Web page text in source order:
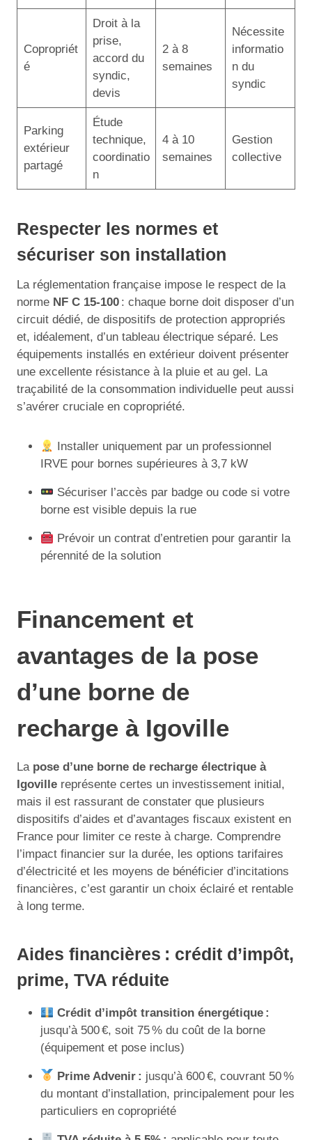
Copropriét
é
Droit à la
prise,
accord du
syndic,
devis
2 à 8
semaines
Nécessite
informatio
n du
syndic
Parking
extérieur
partagé
Étude
technique,
coordinatio
n
4 à 10
semaines
Gestion
collective
Respecter les normes et
sécuriser son installation
La réglementation française impose le respect de la
norme NF C 15-100 : chaque borne doit disposer d’un
circuit dédié, de dispositifs de protection appropriés
et, idéalement, d’un tableau électrique séparé. Les
équipements installés en extérieur doivent présenter
une excellente résistance à la pluie et au gel. La
traçabilité de la consommation individuelle peut aussi
s’avérer cruciale en copropriété.
Installer uniquement par un professionnel
IRVE pour bornes supérieures à 3,7 kW
Sécuriser l’accès par badge ou code si votre
borne est visible depuis la rue
Prévoir un contrat d’entretien pour garantir la
pérennité de la solution
Financement et
avantages de la pose
d’une borne de
recharge à Igoville
La pose d’une borne de recharge électrique à
Igoville représente certes un investissement initial,
mais il est rassurant de constater que plusieurs
dispositifs d’aides et d’avantages fiscaux existent en
France pour limiter ce reste à charge. Comprendre
l’impact financier sur la durée, les options tarifaires
d’électricité et les moyens de bénéficier d’incitations
financières, c’est garantir un choix éclairé et rentable
à long terme.
Aides financières : crédit d’impôt,
prime, TVA réduite
Crédit d’impôt transition énergétique :
jusqu’à 500 €, soit 75 % du coût de la borne
(équipement et pose inclus)
Prime Advenir : jusqu’à 600 €, couvrant 50 %
du montant d’installation, principalement pour les
particuliers en copropriété